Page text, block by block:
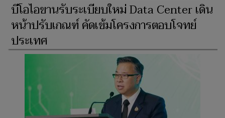
บีโอไอขานรับระเบียบใหม่ Data Center เดิน
หน้าปรับเกณฑ์ คัดเข้มโครงการตอบโจทย์
ประเทศ